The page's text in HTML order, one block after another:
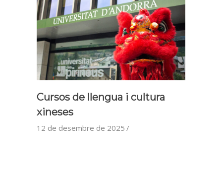
Cursos de llengua i cultura
xineses
12 de desembre de 2025